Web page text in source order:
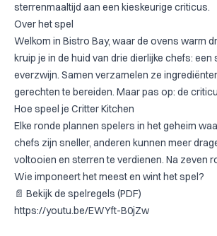
sterrenmaaltijd aan een kieskeurige criticus.
Over het spel
Welkom in Bistro Bay, waar de ovens warm
kruip je in de huid van drie dierlijke chefs:
everzwijn. Samen verzamelen ze
gerechten te bereiden. Maar pas op: de
Hoe speel je Critter Kitchen
Elke ronde plannen spelers in het geheim
chefs zijn sneller, anderen kunnen meer
voltooien en sterren te verdienen. Na zeven
Wie imponeert het meest en wint het spel?
📄 Bekijk de spelregels (PDF)
https://youtu.be/EWYft-B0jZw